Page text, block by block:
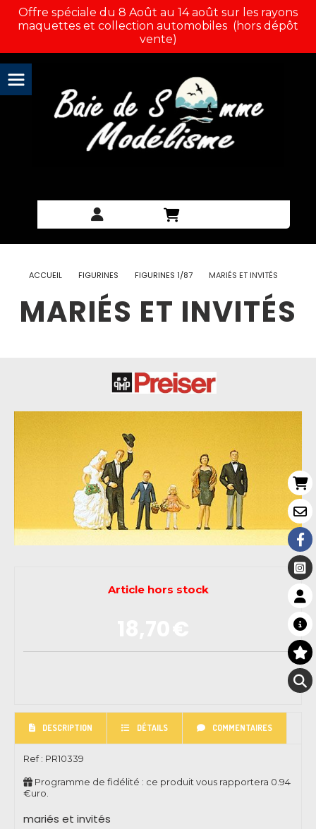
Offre spéciale du 8 Août au 14 août sur les rayons
maquettes et collection automobiles (hors dépôt
vente)
ACCUEIL FIGURINES FIGURINES 1/87 MARIÉS ET INVITÉS
MARIÉS ET INVITÉS
Article hors stock
DESCRIPTION DÉTAILS COMMENTAIRES
Ref : PR10339
Programme de fidélité : ce produit vous rapportera 0.94
€uro.
mariés et invités
Panneau de gestion des cookies